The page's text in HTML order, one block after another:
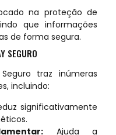
na proteção de
que informações
de forma segura.
SEGURO
traz inúmeras
incluindo:
significativamente
Ajuda a